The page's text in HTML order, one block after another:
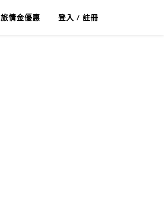
旅情金優惠 登入 / 註冊